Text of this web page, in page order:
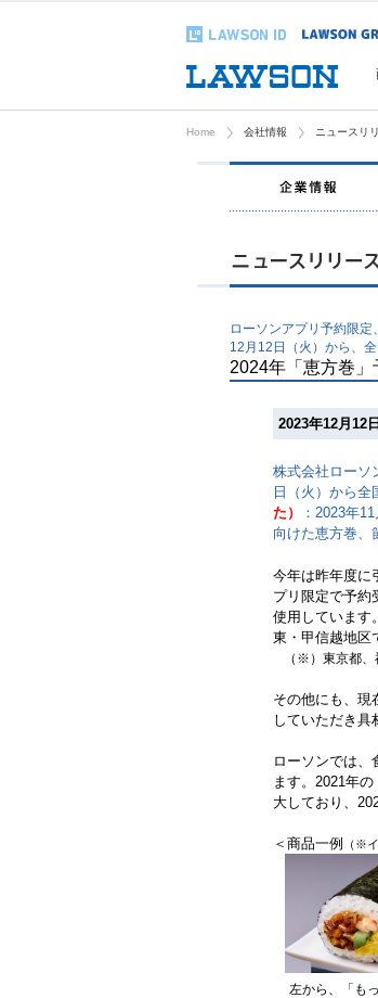
Home 会社情報 ニュースリ
ローソンアプリ予約限定
12月12日（火）から、
2024年「恵方巻
2023年12月12日
株式会社ローソ
日（火）から全
た）
：2023年
向けた恵方巻、
今年は昨年度に
プリ限定で予約
使用しています
東・甲信越地区
（※）東京都
その他にも、現
していただき具
ローソンでは、
ます。2021年
大しており、
＜商品一例 （※
左から、「も